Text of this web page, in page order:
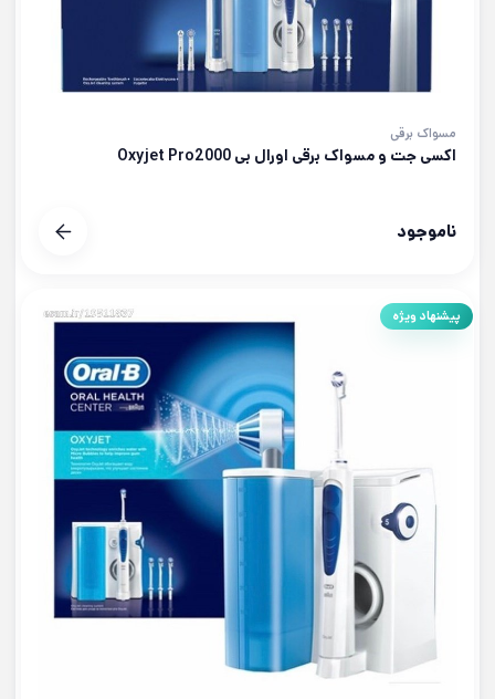
مسواک برقی
اکسی جت و مسواک برقی اورال بی Oxyjet Pro2000
ناموجود
پیشنهاد ویژه